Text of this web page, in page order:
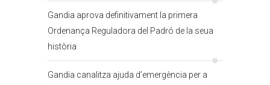
Gandia aprova definitivament la primera
Ordenança Reguladora del Padró de la seua
història
Gandia canalitza ajuda d’emergència per a